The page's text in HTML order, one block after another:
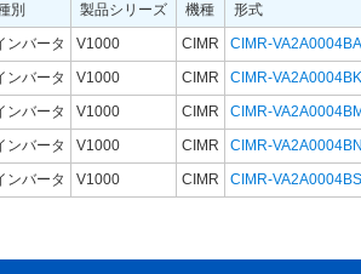
別 製品シリーズ 機種
形式
ンバータ V1000 CIMR
CIMR-
ンバータ V1000 CIMR
CIMR-
ンバータ V1000 CIMR
CIMR-
ンバータ V1000 CIMR
CIMR-
ンバータ V1000 CIMR CIMR-